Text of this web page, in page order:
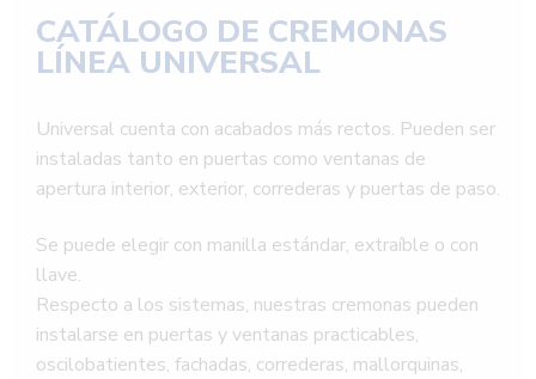
CATÁLOGO DE CREMONAS
LÍNEA UNIVERSAL
Universal cuenta con acabados más rectos. Pueden ser
instaladas tanto en puertas como ventanas de
apertura interior, exterior, correderas y puertas de paso.
Se puede elegir con manilla estándar, extraíble o con
llave.
Respecto a los sistemas, nuestras cremonas pueden
instalarse en puertas y ventanas practicables,
oscilobatientes, fachadas, correderas, mallorquinas,